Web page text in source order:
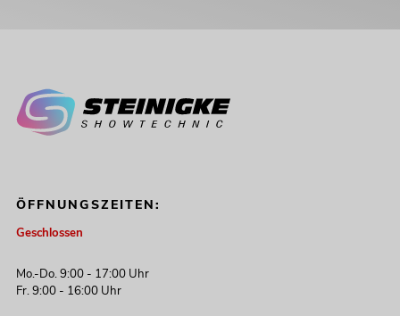
ÖFFNUNGSZEITEN:
Geschlossen
Mo.-Do. 9:00 - 17:00 Uhr
Fr. 9:00 - 16:00 Uhr